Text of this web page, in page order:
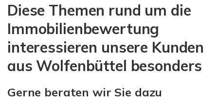
Diese Themen rund um die
Immobilienbewertung
interessieren unsere Kunden
aus Wolfenbüttel besonders
Gerne beraten wir Sie dazu